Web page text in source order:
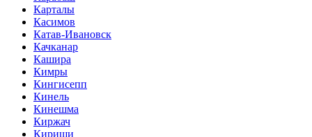
Карталы
Касимов
Катав-Ивановск
Качканар
Кашира
Кимры
Кингисепп
Кинель
Кинешма
Киржач
Кириши